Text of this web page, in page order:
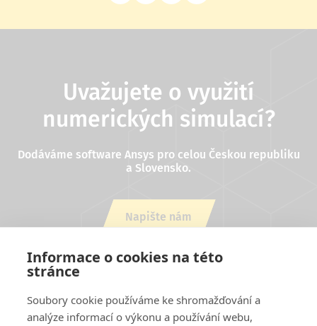
Informace o cookies na této
stránce
Soubory cookie používáme ke shromažďování a
analýze informací o výkonu a používání webu,
Uvažujete o využití
numerických simulací?
Dodáváme software Ansys pro celou Českou republiku
a Slovensko.
Napište nám
nebo zavolejte +420 543 254 554